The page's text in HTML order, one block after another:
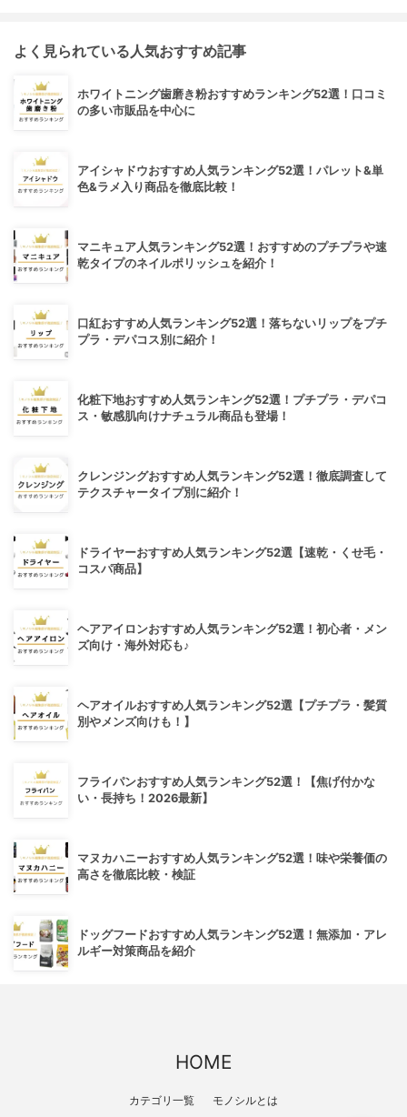
よく見られている人気おすすめ記事
ホワイトニング歯磨き粉おすすめランキング52選！口コミ
の多い市販品を中心に
アイシャドウおすすめ人気ランキング52選！パレット&単
色&ラメ入り商品を徹底比較！
マニキュア人気ランキング52選！おすすめのプチプラや速
乾タイプのネイルポリッシュを紹介！
口紅おすすめ人気ランキング52選！落ちないリップをプチ
プラ・デパコス別に紹介！
化粧下地おすすめ人気ランキング52選！プチプラ・デパコ
ス・敏感肌向けナチュラル商品も登場！
クレンジングおすすめ人気ランキング52選！徹底調査して
テクスチャータイプ別に紹介！
ドライヤーおすすめ人気ランキング52選【速乾・くせ毛・
コスパ商品】
ヘアアイロンおすすめ人気ランキング52選！初心者・メン
ズ向け・海外対応も♪
ヘアオイルおすすめ人気ランキング52選【プチプラ・髪質
別やメンズ向けも！】
フライパンおすすめ人気ランキング52選！【焦げ付かな
い・長持ち！2026最新】
マヌカハニーおすすめ人気ランキング52選！味や栄養価の
高さを徹底比較・検証
ドッグフードおすすめ人気ランキング52選！無添加・アレ
ルギー対策商品を紹介
HOME
カテゴリ一覧 モノシルとは